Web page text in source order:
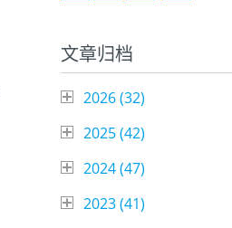
文章归档
2026 (32)
2025 (42)
2024 (47)
2023 (41)